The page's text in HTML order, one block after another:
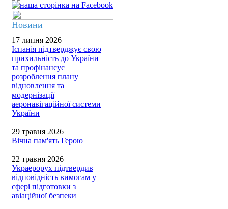
Новини
17 липня 2026
Іспанія підтверджує свою
прихильність до України
та профінансує
розроблення плану
відновлення та
модернізації
аеронавігаційної системи
України
29 травня 2026
Вічна пам'ять Герою
22 травня 2026
Украерорух підтвердив
відповідність вимогам у
сфері підготовки з
авіаційної безпеки